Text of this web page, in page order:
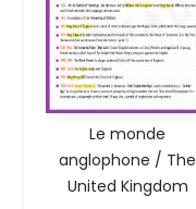
Le monde
anglophone / The
United Kingdom